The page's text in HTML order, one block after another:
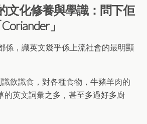
文化修養與學識：問下佢
」
係，識英文幾乎係上流社會的最明顯
飲識食，對各種食物，牛豬羊肉的
的英文詞彙之多，甚至多過好多廚